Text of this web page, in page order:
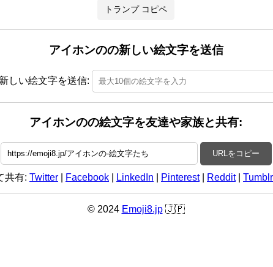
トランプ コピペ
アイホンのの新しい絵文字を送信
しい絵文字を送信:
アイホンのの絵文字を友達や家族と共有:
URLをコピー
共有: Twitter Facebook LinkedIn Pinterest| Reddit| Tumblr
© 2024 Emoji8.jp🇯🇵